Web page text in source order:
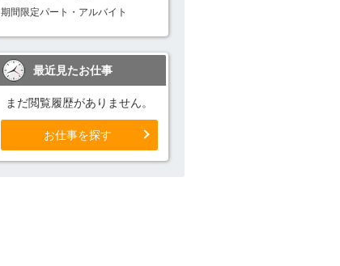
期間限定パート・アルバイト
最近見たお仕事
まだ閲覧履歴がありません。
お仕事を探す